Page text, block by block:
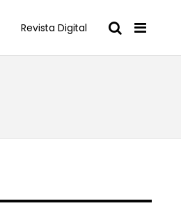
Revista Digital